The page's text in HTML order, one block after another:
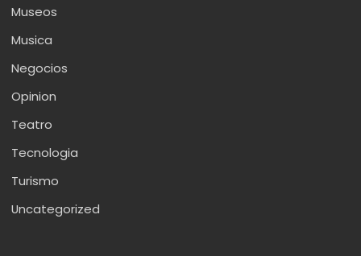
Museos
Musica
Negocios
Opinion
Teatro
Tecnologia
Turismo
Uncategorized